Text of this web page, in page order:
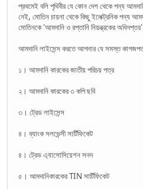
প্রথমেই বলি পৃথিবীর যে কোন দেশ থেকে পন্য
নেই, মোতিন চায়না থেকে কিছু ইলেক্ট্রনিক পন্য
মোতিনকে 'আমদানি ও রপ্তানি নিয়ন্ত্রকের
আমদানি লাইসেন্স করতে আপনার যে সমস্ত
১। আমদানি কারকের জাতীয় পরিচয় পত্র
২। আমদানি কারকের ৩ কপি ছবি
৩। ট্রেড লাইসেন্স
৪। ব্যাংক সলভেন্সী সার্টিফিকেট
৪। ট্রেড এ্যাসোসিয়েশন সনদ
৫। আমদানিকারকের TIN সার্টিফিকেট